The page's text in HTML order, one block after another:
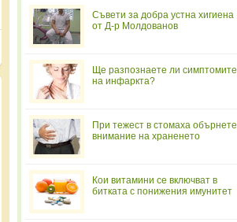
Съвети за добра устна хигиена
от Д-р Молдованов
Ще разпознаете ли симптомите
на инфаркта?
При тежест в стомаха обърнете
внимание на храненето
Кои витамини се включват в
битката с понижения имунитет